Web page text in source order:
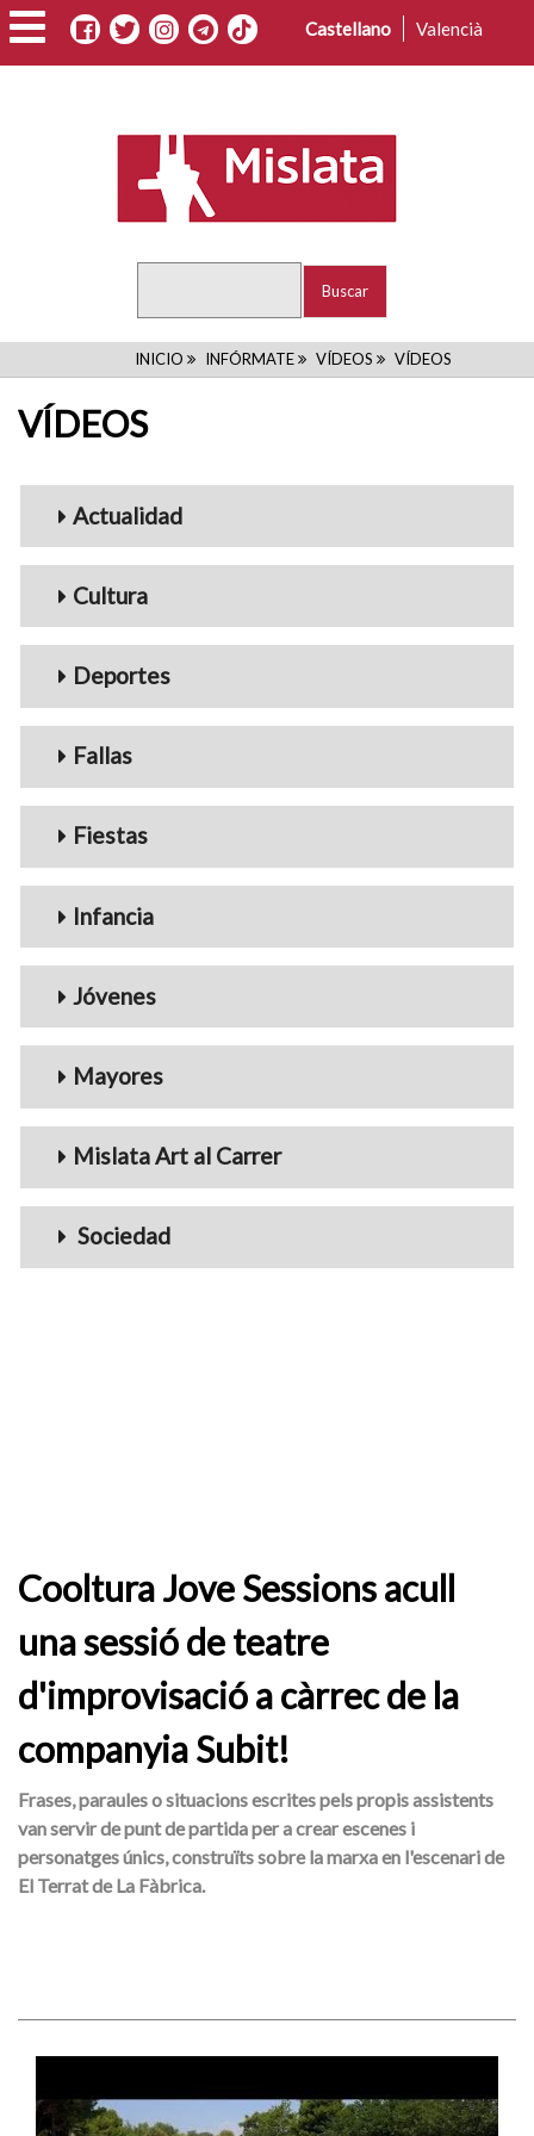
Pasar
al
contenido
Castellano Valencià
RUTA
INICIO INFÓRMATE VÍDEOS VÍDEOS
VÍDEOS
Menu_Videos
Actualidad
Cultura
Deportes
Fallas
Fiestas
Infancia
Jóvenes
Mayores
Mislata Art al Carrer
Sociedad
Cooltura Jove Sessions acull
una sessió de teatre
d'improvisació a càrrec de la
companyia Subit!
Frases, paraules o situacions escrites pels propis assistents
van servir de punt de partida per a crear escenes i
personatges únics, construïts sobre la marxa en l'escenari de
El Terrat de La Fàbrica.